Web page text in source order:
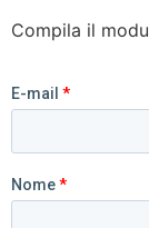
Compila il